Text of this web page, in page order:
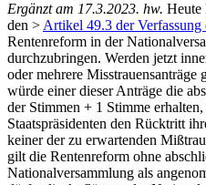
Ergänzt am 17.3.2023. hw. Heute
den >Artikel 49.3 der
Rentenreform in der
durchzubringen. Werden jetzt
oder mehrere Misstrauensanträge
würde einer dieser Anträge die
der Stimmen + 1 Stimme
Staatspräsidenten den Rücktritt
keiner der zu erwartenden
gilt die Rentenreform ohne
Nationalversammlung als